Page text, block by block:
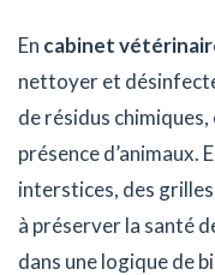
En cabinet
nettoyer et
de résidus
présence d’animaux.
interstices, des
à préserver la santé
dans une logique de